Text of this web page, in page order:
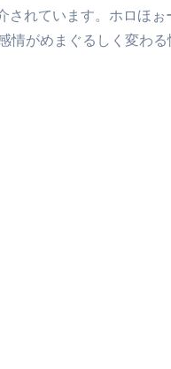
れています。ホロほぉ
情がめまぐるしく変わ